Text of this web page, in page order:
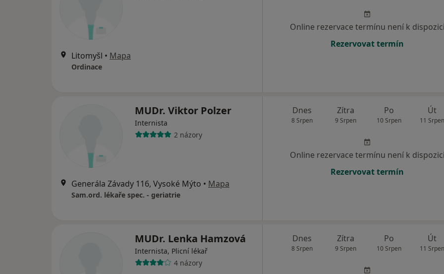
Litomyšl • Mapa
Ordinace
Online rezervace termínu není k dispozici
Rezervovat termín
MUDr. Viktor Polzer
Internista
2 názory
Generála Závady 116, Vysoké Mýto • Mapa
Sam.ord. lékaře spec. - geriatrie
Dnes
8 Srpen
Zítra
9 Srpen
Po
10 Srpen
Út
11 Srpen
Online rezervace termínu není k dispozici
Rezervovat termín
MUDr. Lenka Hamzová
Internista, Plicní lékař
4 názory
Dnes
8 Srpen
Zítra
9 Srpen
Po
10 Srpen
Út
11 Srpen